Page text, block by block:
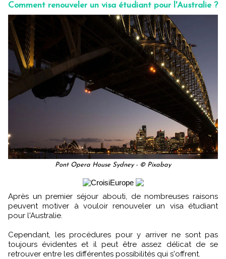
Comment renouveler un visa étudiant pour l'Australie ?
Pont Opera House Sydney - © Pixabay
Après un premier séjour abouti, de nombreuses raisons
peuvent motiver à vouloir renouveler un visa étudiant
pour l'Australie.
Cependant, les procédures pour y arriver ne sont pas
toujours évidentes et il peut être assez délicat de se
retrouver entre les différentes possibilités qui s'offrent.